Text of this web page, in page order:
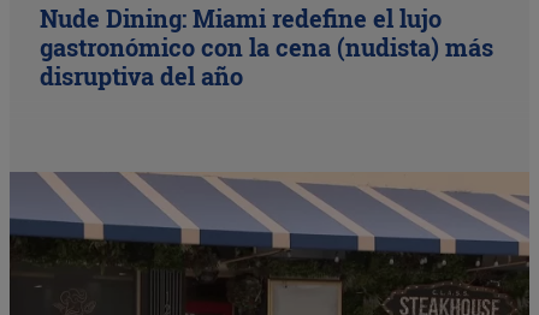
Nude Dining: Miami redefine el lujo
gastronómico con la cena (nudista) más
disruptiva del año